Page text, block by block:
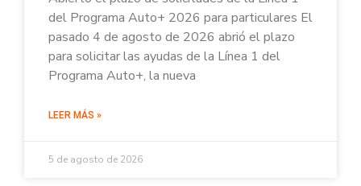
del Programa Auto+ 2026 para particulares El
pasado 4 de agosto de 2026 abrió el plazo
para solicitar las ayudas de la Línea 1 del
Programa Auto+, la nueva
LEER MÁS »
5 de agosto de 2026